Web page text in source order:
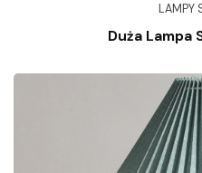
LAMPY
Duża Lampa